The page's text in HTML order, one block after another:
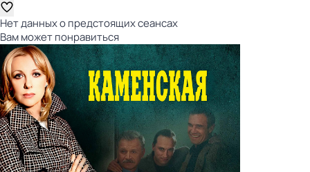
Нет данных о предстоящих сеансах
Вам может понравиться